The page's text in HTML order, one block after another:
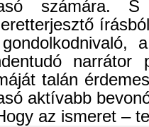
számára.
narrátor
talán
aktívabb
az ismeret –